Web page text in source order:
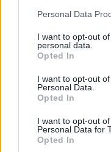
Personal Data
I want to opt-out
personal data.
Opted In
I want to opt-out
Personal Data.
Opted In
I want to opt-out
Personal Data for
Opted In
chytrý, znáte naše
(stejně mám raději
vodou!
Lester R. Brown:
koalice
7.2.2001
klimatických změnách,
zahájit masivní reklamní
USA jakékoliv rozumné